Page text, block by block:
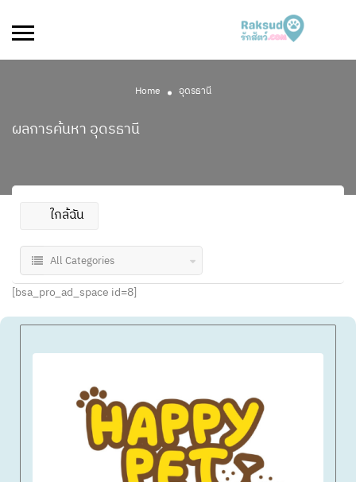
Home อุดรธานี
ผลการค้นหา อุดรธานี
ใกล้ฉัน
All Categories
[bsa_pro_ad_space id=8]